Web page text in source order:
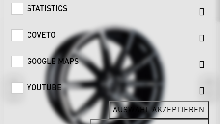
STATISTICS
COVETO
GOOGLE MAPS
YOUTUBE
AUSWAHL AKZEPTIEREN